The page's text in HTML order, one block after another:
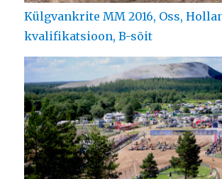
Külgvankrite MM 2016, Oss,
kvalifikatsioon, B-sõit